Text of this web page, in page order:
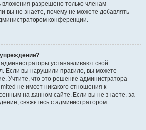
вложения разрешено только членам
вы не знаете, почему не можете добавлять
конференции.
устанавливают свой
Если вы нарушили правило, вы можете
Учтите, что это решение администратора
не имеет никакого отношения к
на данном сайте. Если вы не знаете, за
свяжитесь с администратором